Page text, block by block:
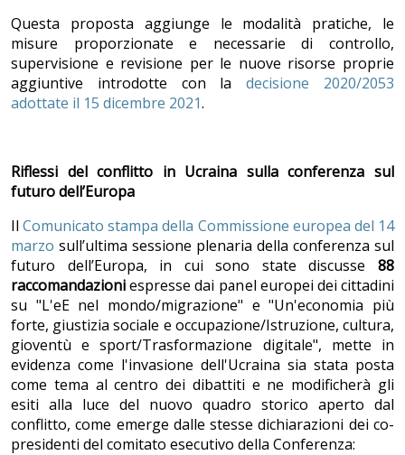
Questa proposta aggiunge le modalità pratiche, le
misure proporzionate e necessarie di controllo,
supervisione e revisione per le nuove risorse proprie
aggiuntive introdotte con ladecisione 2020/2053
adottate il 15 dicembre 2021.
Riflessi del conflitto in Ucraina sulla conferenza sul
futuro dell’Europa
IlComunicato stampa della Commissione europea del 14
marzo sull’ultima sessione plenaria della conferenza sul
futuro dell’Europa, in cui sono state discusse 88
raccomandazioniespresse dai panel europei dei cittadini
su "L'eE nel mondo/migrazione" e "Un'economia più
forte, giustizia sociale e occupazione/Istruzione, cultura,
gioventù e sport/Trasformazione digitale", mette in
evidenza come l'invasione dell'Ucraina sia stata posta
come tema al centro dei dibattiti e ne modificherà gli
esiti alla luce del nuovo quadro storico aperto dal
conflitto, come emerge dalle stesse dichiarazioni dei co-
presidenti del comitato esecutivo della Conferenza: